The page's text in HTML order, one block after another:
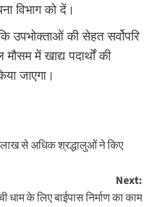
विभाग को दें।
उपभोक्ताओं की सेहत सर्वोपरि
में खाद्य पदार्थों की
जाएगा।
लाख से अधिक श्रद्धालुओं ने किए
Next:
के लिए बाईपास निर्माण का काम